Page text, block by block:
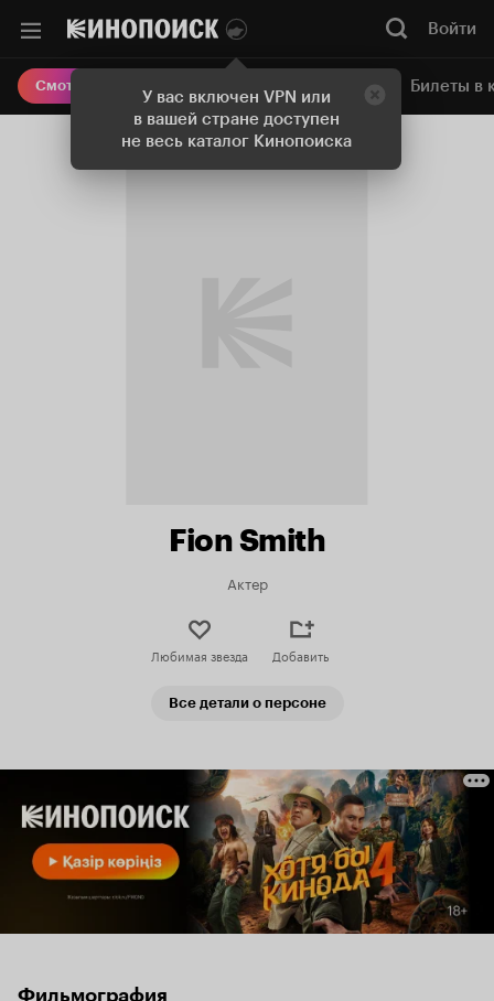
У вас включен VPN или
в вашей стране доступен
не весь каталог Кинопоиска
Войти
Смотреть кино Онлайн-кинотеатр Билеты в
Fion Smith
Актер
Любимая звезда Добавить
Все детали о персоне
Фильмография